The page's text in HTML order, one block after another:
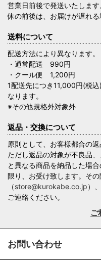
営業日前後で発送いたしま
休の前後は、お届けが遅れる
送料について
配送方法により異なります。
・通常配送 990円
・クール便 1,200円
1配送先につき11,000円(税
なります。
※その他規格外対象外
返品・交換について
原則として、お客様都合の返
ただし返品の対象が不良品
と異なる商品を納品した場
限り、お受け致します。そ
（store@kurokabe.co.jp）
ご連絡ください。
ご
お問い合わせ